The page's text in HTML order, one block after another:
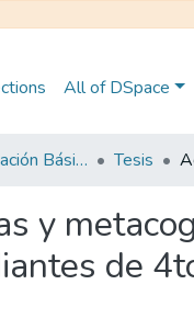
All of DSpace
Maestría en Educación Básica Tesis
y
de